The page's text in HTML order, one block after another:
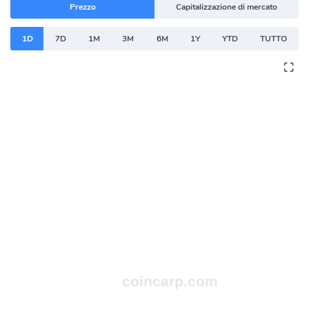
Prezzo Capitalizzazione di mercato
1D 7D 1M 3M 6M 1Y YTD TUTTO